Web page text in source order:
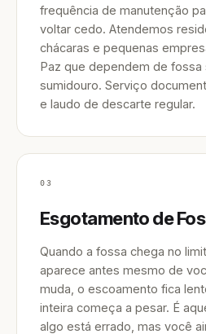
frequência de manutenção
voltar cedo. Atendemos
chácaras e pequenas
Paz que dependem de fossa
sumidouro. Serviço
e laudo de descarte regular.
03
Esgotamento de
Quando a fossa chega no
aparece antes mesmo de
muda, o escoamento fica
inteira começa a pesar. É
algo está errado, mas você